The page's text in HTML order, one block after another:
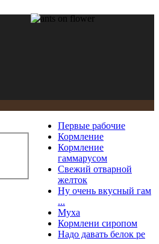
Первые рабочие
Кормление
Кормление
гаммарусом
Свежий отварной
желток
Ну очень вкусный гам
...
Муха
Кормлени сиропом
Надо давать белок ре